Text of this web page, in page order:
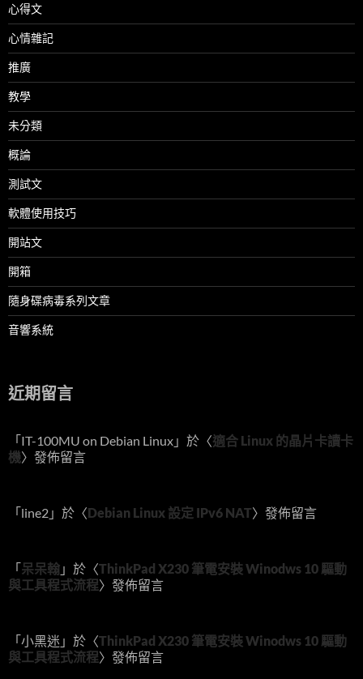
心得文
心情雜記
推廣
教學
未分類
概論
測試文
軟體使用技巧
開站文
開箱
隨身碟病毒系列文章
音響系統
近期留言
「IT-100MU on Debian Linux 」於〈適合 Linux 的晶片卡讀卡
機〉發佈留言
「line2 」於〈Debian Linux 設定 IPv6 NAT〉發佈留言
「呆呆翰 」於〈ThinkPad X230 筆電安裝 Winodws 10 驅動
與工具程式流程〉發佈留言
「小黑迷 」於〈ThinkPad X230 筆電安裝 Winodws 10 驅動
與工具程式流程〉發佈留言